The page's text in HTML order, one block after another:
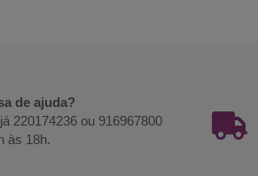
de ajuda?
220174236 ou 916967800
às 18h.